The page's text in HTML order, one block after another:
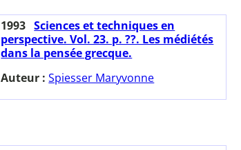
1993 Sciences et techniques en
perspective. Vol. 23. p. ??. Les médiétés
dans la pensée grecque.
Auteur :Spiesser Maryvonne